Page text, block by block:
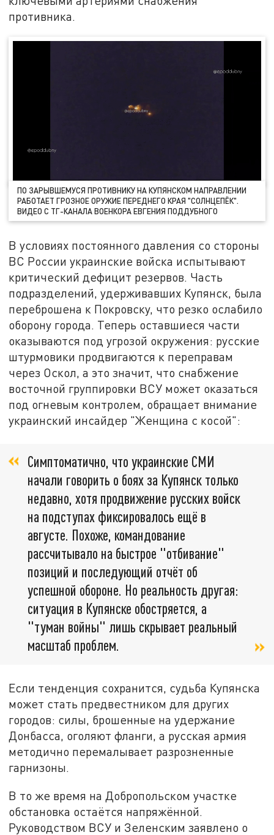
противника.
ПО ЗАРЫВШЕМУСЯ ПРОТИВНИКУ НА КУПЯНСКОМ НАПРАВЛЕНИИ
РАБОТАЕТ ГРОЗНОЕ ОРУЖИЕ ПЕРЕДНЕГО КРАЯ "СОЛНЦЕПЁК".
ВИДЕО С ТГ-КАНАЛА ВОЕНКОРА ЕВГЕНИЯ ПОДДУБНОГО
В условиях постоянного давления со стороны
ВС России украинские войска испытывают
критический дефицит резервов. Часть
подразделений, удерживавших Купянск, была
переброшена к Покровску, что резко ослабило
оборону города. Теперь оставшиеся части
оказываются под угрозой окружения: русские
штурмовики продвигаются к переправам
через Оскол, а это значит, что снабжение
восточной группировки ВСУ может оказаться
под огневым контролем, обращает внимание
украинский инсайдер "Женщина с косой":
Симптоматично, что украинские СМИ
начали говорить о боях за Купянск только
недавно, хотя продвижение русских войск
на подступах фиксировалось ещё в
августе. Похоже, командование
рассчитывало на быстрое "отбивание"
позиций и последующий отчёт об
успешной обороне. Но реальность другая:
ситуация в Купянске обостряется, а
"туман войны" лишь скрывает реальный
масштаб проблем.
Если тенденция сохранится, судьба Купянска
может стать предвестником для других
городов: силы, брошенные на удержание
Донбасса, оголяют фланги, а русская армия
методично перемалывает разрозненные
гарнизоны.
В то же время на Добропольском участке
обстановка остаётся напряжённой.
Руководством ВСУ и Зеленским заявлено о